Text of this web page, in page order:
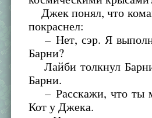
Джек понял, что
покраснел:
– Нет, сэр. Я
Барни?
Лайби толкнул
Барни.
– Расскажи, что ты
Кот у Джека.